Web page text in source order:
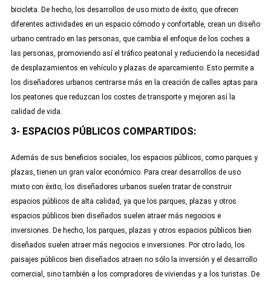
bicicleta. De hecho, los desarrollos de uso mixto de éxito, que ofrecen
diferentes actividades en un espacio cómodo y confortable, crean un diseño
urbano centrado en las personas, que cambia el enfoque de los coches a
las personas, promoviendo así el tráfico peatonal y reduciendo la necesidad
de desplazamientos en vehículo y plazas de aparcamiento. Esto permite a
los diseñadores urbanos centrarse más en la creación de calles aptas para
los peatones que reduzcan los costes de transporte y mejoren así la
calidad de vida.
3- ESPACIOS PÚBLICOS COMPARTIDOS:
Además de sus beneficios sociales, los espacios públicos, como parques y
plazas, tienen un gran valor económico. Para crear desarrollos de uso
mixto con éxito, los diseñadores urbanos suelen tratar de construir
espacios públicos de alta calidad, ya que los parques, plazas y otros
espacios públicos bien diseñados suelen atraer más negocios e
inversiones. De hecho, los parques, plazas y otros espacios públicos bien
diseñados suelen atraer más negocios e inversiones. Por otro lado, los
paisajes públicos bien diseñados atraen no sólo la inversión y el desarrollo
comercial, sino también a los compradores de viviendas y a los turistas. De